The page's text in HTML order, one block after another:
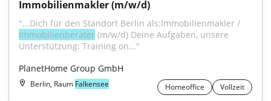
Immobilienmakler (m/w/d)
Immobilienberater (m/w/d) Deine Aufgaben, unsere
Unterstützung: Training on..."
PlanetHome Group GmbH
Berlin, Raum Falkensee Homeoffice Vollzeit